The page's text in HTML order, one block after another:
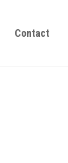
Contact